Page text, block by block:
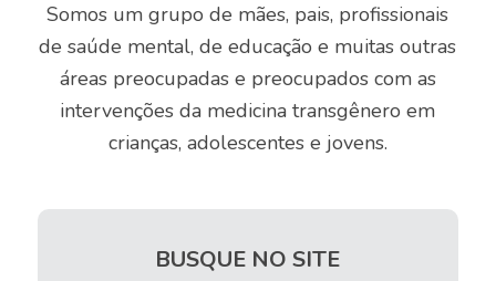
Somos um grupo de mães, pais, profissionais
de saúde mental, de educação e muitas outras
áreas preocupadas e preocupados com as
intervenções da medicina transgênero em
crianças, adolescentes e jovens.
BUSQUE NO SITE